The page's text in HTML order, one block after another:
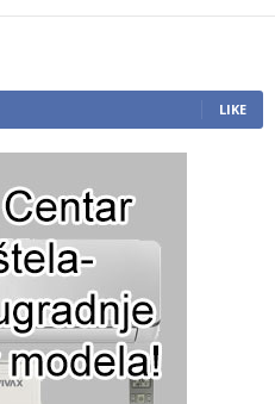
LIKE